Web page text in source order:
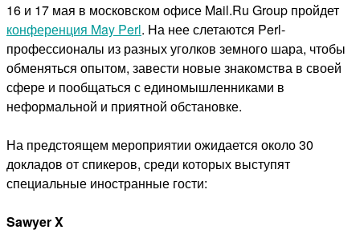
16 и 17 мая в московском офисе Mail.Ru Group пройдет
конференция May Perl. На нее слетаются Perl-
профессионалы из разных уголков земного шара, чтобы
обменяться опытом, завести новые знакомства в своей
сфере и пообщаться с единомышленниками в
неформальной и приятной обстановке.
На предстоящем мероприятии ожидается около 30
докладов от спикеров, среди которых выступят
специальные иностранные гости:
Sawyer X